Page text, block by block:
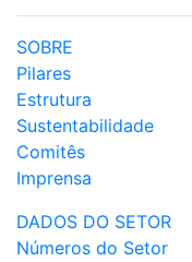
SOBRE
Pilares
Estrutura
Sustentabilidade
Comitês
Imprensa
DADOS DO SETOR
Números do Setor